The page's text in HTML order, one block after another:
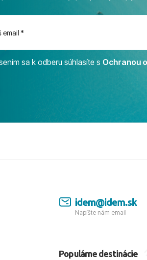
na moment nenudil,
dostatok priestoru na
Magic Life Jacaranda
svedomím odporučiť
bezstarostnú
úrovni. Všetko bolo
tešíme, kam s nami
Ďakujeme za skvelé
pozdravom a prianím
sa k odberu súhlasíte s Ochranou
idem@idem.sk
Napíšte nám email
Populárne destinácie